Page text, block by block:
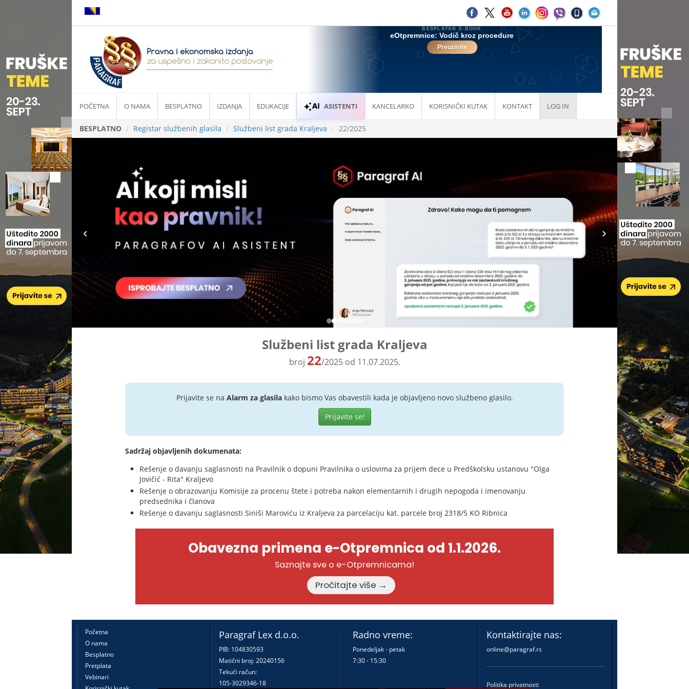
POČETNA O NAMA BESPLATNO IZDANJA EDUKACIJE ASISTENTI KANCELARKO KORISNIČKI KUTAK KONTAKT LOG IN
BESPLATNO Registar službenih glasila Službeni list grada Kraljeva 22/2025
Službeni list grada Kraljeva
broj 22/2025 od 11.07.2025.
Prijavite se na Alarm za glasilakako bismo Vas obavestili kada je objavljeno novo službeno glasilo.
Prijavite se!
Sadržaj objavljenih dokumenata:
Rešenje o davanju saglasnosti na Pravilnik o dopuni Pravilnika o uslovima za prijem dece u Predškolsku ustanovu "Olga
Jovičić - Rita" Kraljevo
Rešenje o obrazovanju Komisije za procenu štete i potreba nakon elementarnih i drugih nepogoda i imenovanju
predsednika i članova
Rešenje o davanju saglasnosti Siniši Maroviću iz Kraljeva za parcelaciju kat. parcele broj 2318/5 KO Ribnica
Obavezna primena e-Otpremnica od 1.1.2026.
Saznajte sve o e-Otpremnicama!
Pročitajte više →
Početna
O nama
Besplatno
Pretplata
Vebinari
Paragraf Lex d.o.o.
PIB: 104830593
Matični broj: 20240156
Tekući račun:
105-3029346-18
Radno vreme:
Ponedeljak - petak
7:30 - 15:30
Kontaktirajte nas:
online@paragraf.rs
Politika privatnosti